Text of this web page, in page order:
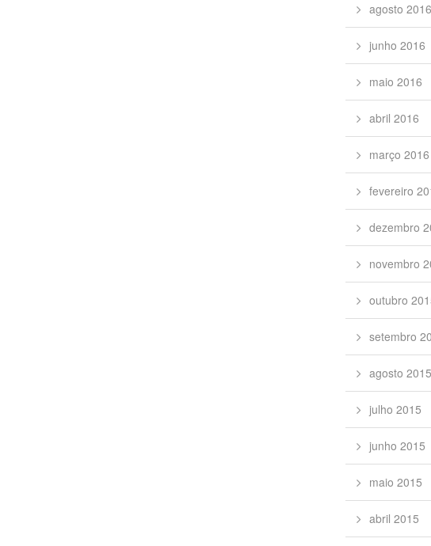
agosto 2016
junho 2016
maio 2016
abril 2016
março 2016
fevereiro
dezembro
novembro
outubro
setembro
agosto 2015
julho 2015
junho 2015
maio 2015
abril 2015